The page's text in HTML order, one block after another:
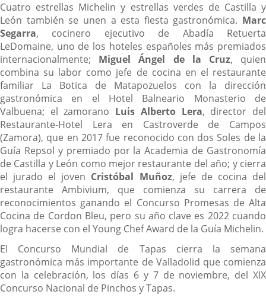
Cuatro estrellas Michelin y estrellas verdes de Castilla y
León también se unen a esta fiesta gastronómica. Marc
Segarra, cocinero ejecutivo de Abadía Retuerta
LeDomaine, uno de los hoteles españoles más premiados
internacionalmente; Miguel Ángel de la Cruz, quien
combina su labor como jefe de cocina en el restaurante
familiar La Botica de Matapozuelos con la dirección
gastronómica en el Hotel Balneario Monasterio de
Valbuena; el zamorano Luis Alberto Lera, director del
Restaurante-Hotel Lera en Castroverde de Campos
(Zamora), que en 2017 fue reconocido con dos Soles de la
Guía Repsol y premiado por la Academia de Gastronomía
de Castilla y León como mejor restaurante del año; y cierra
el jurado el joven Cristóbal Muñoz, jefe de cocina del
restaurante Ambivium, que comienza su carrera de
reconocimientos ganando el Concurso Promesas de Alta
Cocina de Cordon Bleu, pero su año clave es 2022 cuando
logra hacerse con el Young Chef Award de la Guía Michelin.
El Concurso Mundial de Tapas cierra la semana
gastronómica más importante de Valladolid que comienza
con la celebración, los días 6 y 7 de noviembre, del XIX
Concurso Nacional de Pinchos y Tapas.